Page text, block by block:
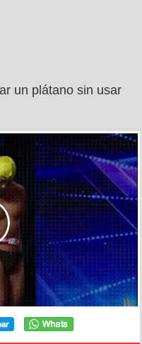
un plátano sin usar